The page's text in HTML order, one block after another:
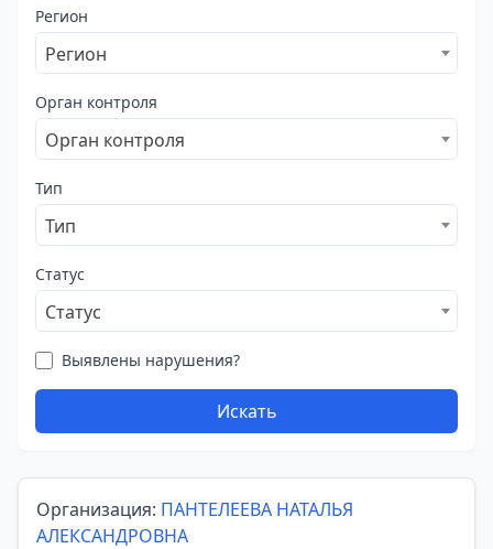
Регион
Регион
Орган контроля
Орган контроля
Тип
Тип
Статус
Статус
Выявлены нарушения?
Искать
Организация: ПАНТЕЛЕЕВА НАТАЛЬЯ
АЛЕКСАНДРОВНА